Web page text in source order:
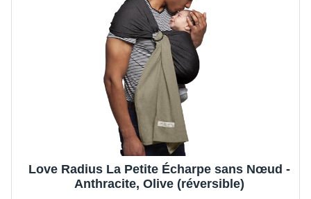
Love Radius La Petite Écharpe sans Nœud -
Anthracite, Olive (réversible)